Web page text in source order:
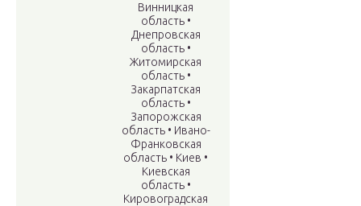
Винницкая
область •
Днепровская
область •
Житомирская
область •
Закарпатская
область •
Запорожская
область • Ивано-
Франковская
область • Киев •
Киевская
область •
Кировоградская